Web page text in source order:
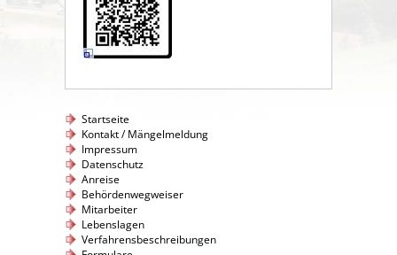
Startseite
Kontakt / Mängelmeldung
Impressum
Datenschutz
Anreise
Behördenwegweiser
Mitarbeiter
Lebenslagen
Verfahrensbeschreibungen